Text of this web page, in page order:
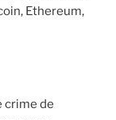
Ethereum,
crime de